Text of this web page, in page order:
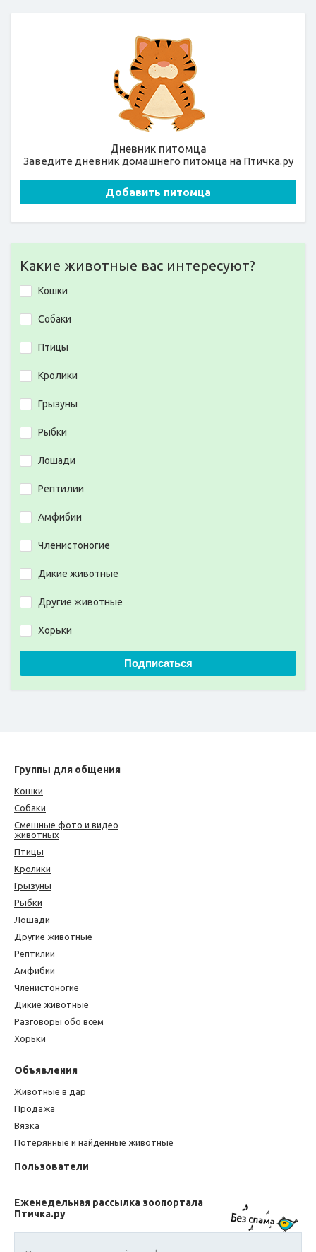
Дневник питомца
Заведите дневник домашнего питомца на Птичка.ру
Добавить питомца
Какие животные вас интересуют?
Кошки
Собаки
Птицы
Кролики
Грызуны
Рыбки
Лошади
Рептилии
Амфибии
Членистоногие
Дикие животные
Другие животные
Хорьки
Подписаться
Группы для общения
Кошки
Собаки
Смешные фото и видео
животных
Птицы
Кролики
Грызуны
Рыбки
Лошади
Другие животные
Рептилии
Амфибии
Членистоногие
Дикие животные
Разговоры обо всем
Хорьки
Объявления
Животные в дар
Продажа
Вязка
Потерянные и найденные животные
Пользователи
Еженедельная рассылка зоопортала
Птичка.ру